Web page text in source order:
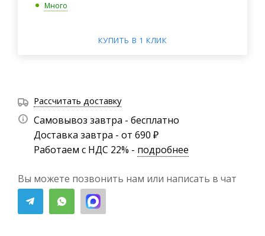
Много
КУПИТЬ В 1 КЛИК
Рассчитать доставку
Самовывоз завтра - бесплатно
Доставка завтра - от 690 ₽
Работаем с НДС 22% - подробнее
Вы можете позвонить нам или написать в чат